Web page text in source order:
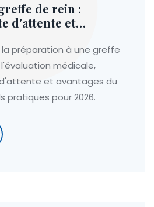
de rein :
d'attente et
préparation à une greffe
médicale,
et avantages du
pratiques pour 2026.